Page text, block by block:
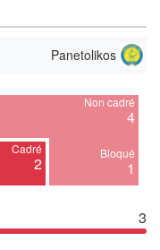
Panetolikos
Cadré
2
Non cadré
4
Bloqué
1
3